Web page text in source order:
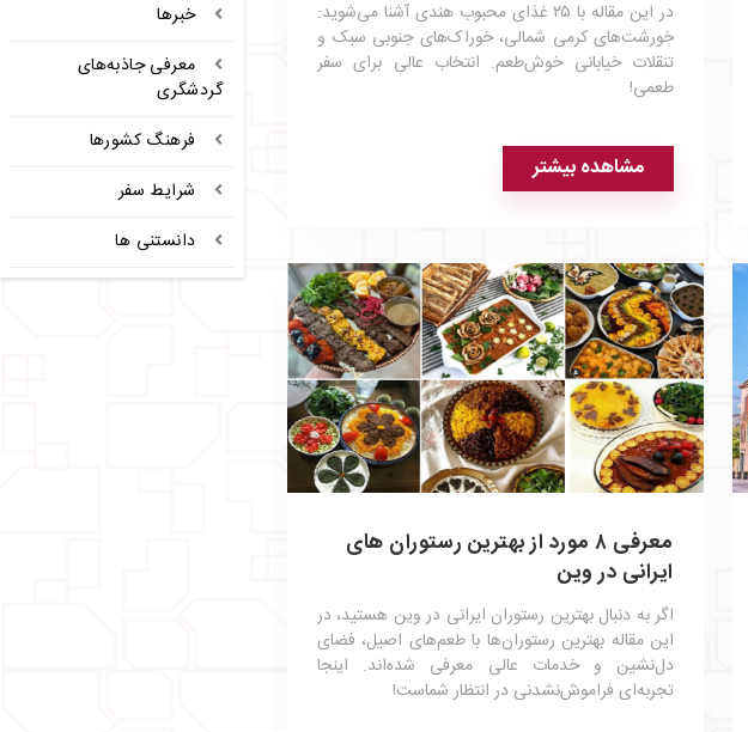
در این مقاله با ۲۵ غذای محبوب هندی آشنا می‌شوید:
خورشت‌های کرمی شمالی، خوراک‌های جنوبی سبک و
تنقلات خیابانی خوش‌طعم. انتخاب عالی برای سفر
طعمی!
مشاهده بیشتر
معرفی ۸ مورد از بهترین رستوران های
ایرانی در وین
اگر به دنبال بهترین رستوران ایرانی در وین هستید، در
این مقاله بهترین رستوران‌ها با طعم‌های اصیل، فضای
دل‌نشین و خدمات عالی معرفی شده‌اند. اینجا
تجربه‌ای فراموش‌نشدنی در انتظار شماست!
خبرها
معرفی جاذبه‌های
گردشگری
فرهنگ کشورها
شرایط سفر
دانستنی ها